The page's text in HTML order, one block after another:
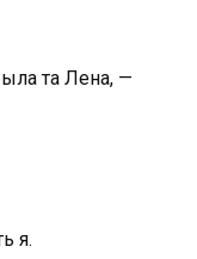
та Лена, —
я.